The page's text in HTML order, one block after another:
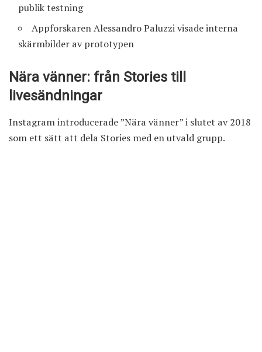
publik testning
Appforskaren Alessandro Paluzzi visade interna
skärmbilder av prototypen
Nära vänner: från Stories till
livesändningar
Instagram introducerade ”Nära vänner” i slutet av 2018
som ett sätt att dela Stories med en utvald grupp.